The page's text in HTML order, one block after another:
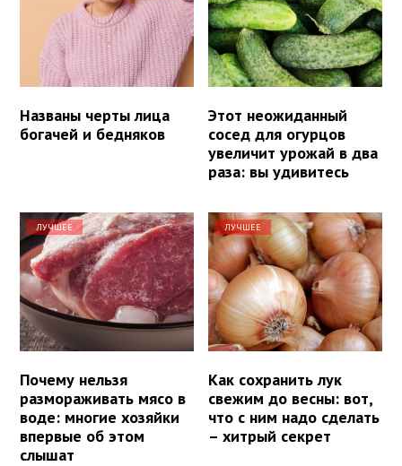
Названы черты лица
богачей и бедняков
Этот неожиданный
сосед для огурцов
увеличит урожай в два
раза: вы удивитесь
ЛУЧШЕЕ
Почему нельзя
размораживать мясо в
воде: многие хозяйки
впервые об этом
слышат
ЛУЧШЕЕ
Как сохранить лук
свежим до весны: вот,
что с ним надо сделать
– хитрый секрет